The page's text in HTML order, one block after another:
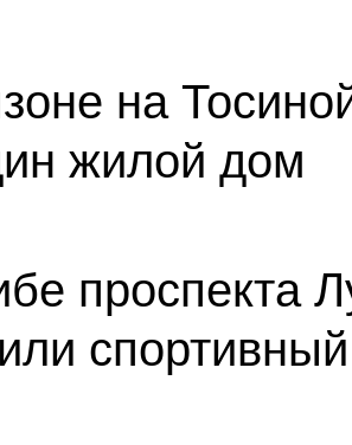
на
жилой дом
проспекта